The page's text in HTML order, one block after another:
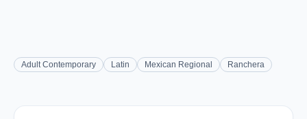
Adult Contemporary Latin Mexican Regional Ranchera